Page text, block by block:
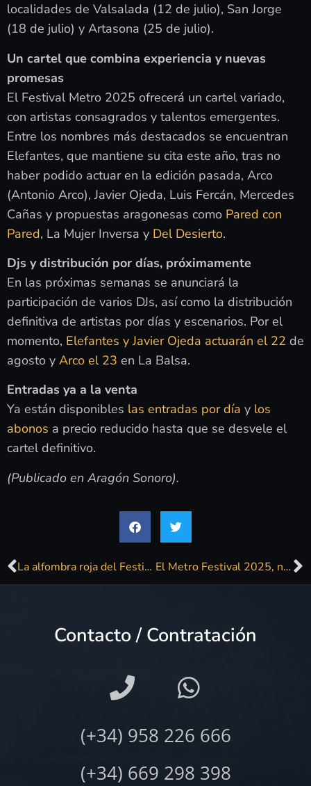
localidades de Valsalada (12 de julio), San Jorge
(18 de julio) y Artasona (25 de julio).
Un cartel que combina experiencia y nuevas
promesas
El Festival Metro 2025 ofrecerá un cartel variado,
con artistas consagrados y talentos emergentes.
Entre los nombres más destacados se encuentran
Elefantes, que mantiene su cita este año, tras no
haber podido actuar en la edición pasada, Arco
(Antonio Arco), Javier Ojeda, Luis Fercán, Mercedes
Cañas y propuestas aragonesas como Pared con
Pared, La Mujer Inversa y Del Desierto.
Djs y distribución por días, próximamente
En las próximas semanas se anunciará la
participación de varios DJs, así como la distribución
definitiva de artistas por días y escenarios. Por el
momento, Elefantes y Javier Ojeda actuarán el 22 de
agosto y Arco el 23 en La Balsa.
Entradas ya a la venta
Ya están disponibles las entradas por día y los
abonos a precio reducido hasta que se desvele el
cartel definitivo.
(Publicado en Aragón Sonoro).
La alfombra roja del Festival de Cine de Málaga, en imágenes El Metro Festival 2025, novedades
Contacto / Contratación
(+34) 958 226 666
(+34) 669 298 398